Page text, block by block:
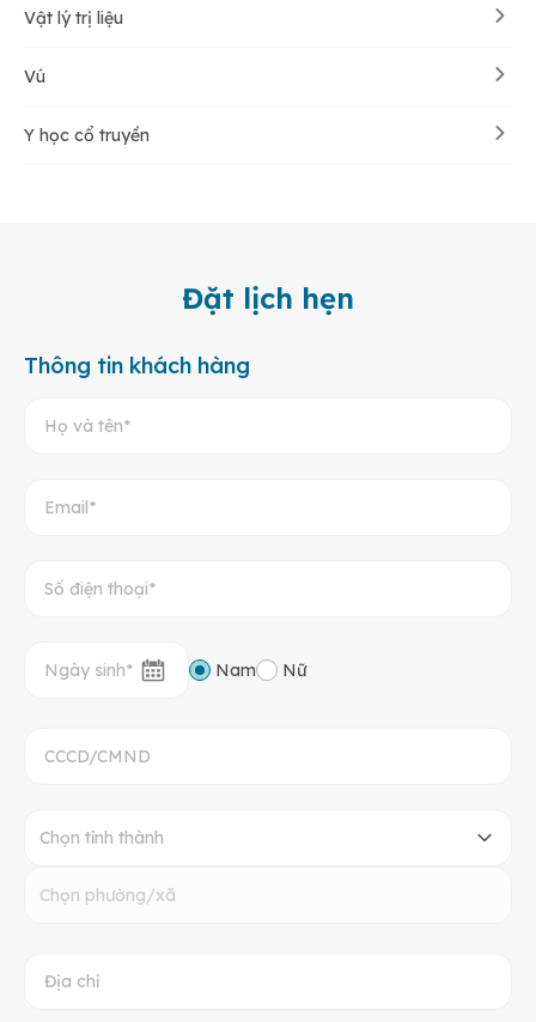
Vật lý trị liệu
Vú
Y học cổ truyền
Đặt lịch hẹn
Thông tin khách hàng
Nam Nữ
Chọn tỉnh thành
Chọn phường/xã